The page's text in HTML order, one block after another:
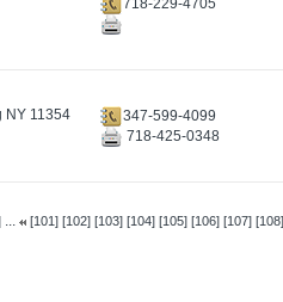
NY 11354
347-599-4099
718-425-0348
... [101] [102] [103] [104] [105] [106] [107] [108]